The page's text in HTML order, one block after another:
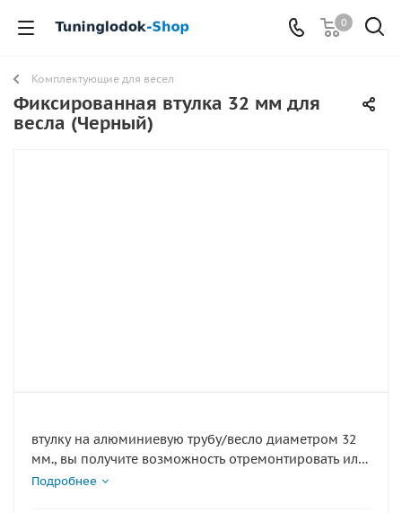
0
Комплектующие для весел
Фиксированная втулка 32 мм для
весла (Черный)
втулку на алюминиевую трубу/весло диаметром 32
мм., вы получите возможность отремонтировать или
изготовить весло самостоятельно. Сквозное
Подробнее